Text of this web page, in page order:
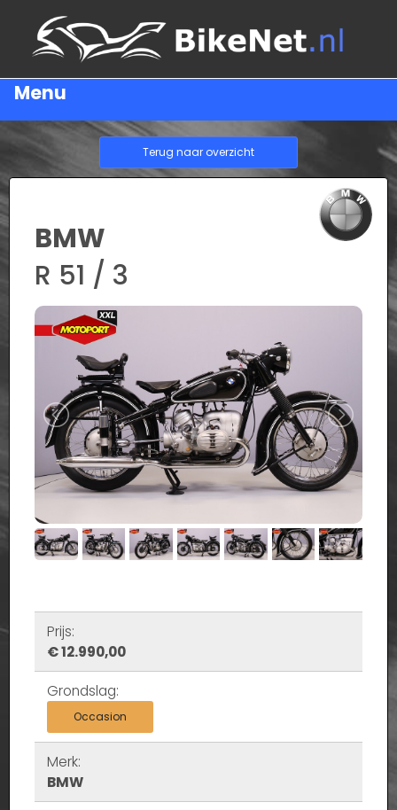
Menu
Terug naar overzicht
BMW
R 51 / 3
Prijs:
€ 12.990,00
Grondslag:
Occasion
Merk:
BMW